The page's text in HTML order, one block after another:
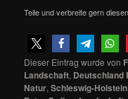
Teile und verbreite gern
Dieser Eintrag wurde von
Landschaft, Deutschland
Natur,Schleswig-Holstein